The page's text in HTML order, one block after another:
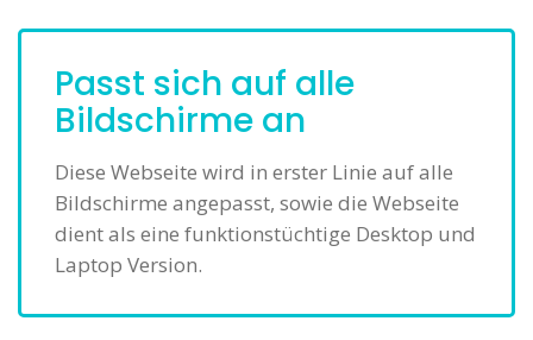
Passt sich auf alle
Bildschirme an
Diese Webseite wird in erster Linie auf alle
Bildschirme angepasst, sowie die Webseite
dient als eine funktionstüchtige Desktop und
Laptop Version.